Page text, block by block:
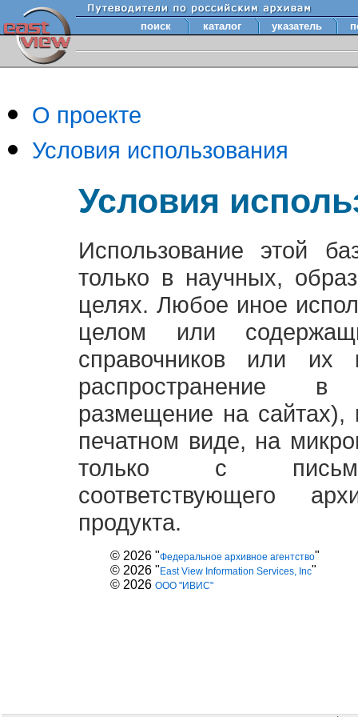
поиск каталог указатель
О проекте
Условия использования
Условия
Использование этой
только в научных,
целях. Любое иное
целом или
справочников или их
распространение
размещение на
печатном виде, на
только с
соответствующего
продукта.
© 2026 "Федеральное архивное агентство"
© 2026 " East View Information Services, Inc"
© 2026 ООО "ИВИС"